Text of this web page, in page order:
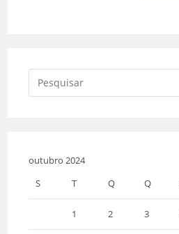
outubro 2024
S
T Q Q
1 2 3